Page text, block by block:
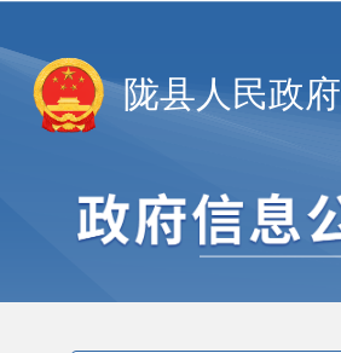
陇县人民政府